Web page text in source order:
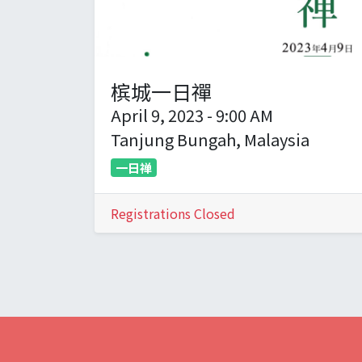
槟城一日禪
April 9, 2023 - 9:00 AM
Tanjung Bungah, Malaysia
一日禅
Registrations Closed